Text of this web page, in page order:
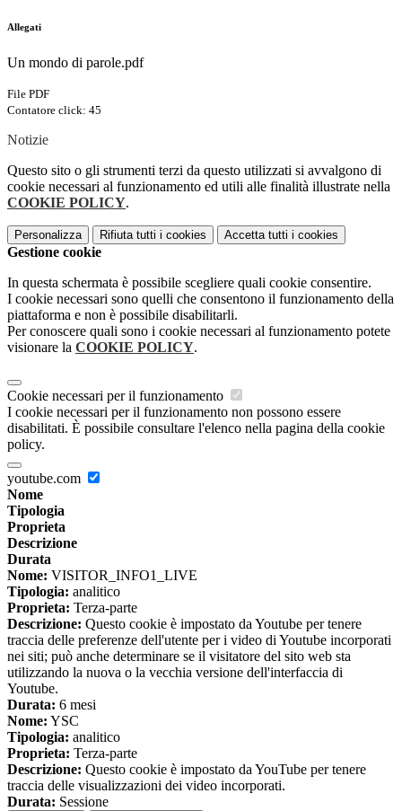
Allegati
Un mondo di parole.pdf
File PDF
Contatore click: 45
Notizie
Questo sito o gli strumenti terzi da questo utilizzati si avvalgono di
cookie necessari al funzionamento ed utili alle finalità illustrate nella
COOKIE POLICY.
Personalizza Rifiuta tutti i cookies Accetta tutti i cookies
Gestione cookie
In questa schermata è possibile scegliere quali cookie consentire.
I cookie necessari sono quelli che consentono il funzionamento della
piattaforma e non è possibile disabilitarli.
Per conoscere quali sono i cookie necessari al funzionamento potete
visionare la COOKIE POLICY.
Cookie necessari per il funzionamento
I cookie necessari per il funzionamento non possono essere
disabilitati. È possibile consultare l'elenco nella pagina della cookie
policy.
youtube.com
Nome
Tipologia
Proprieta
Descrizione
Durata
Nome: VISITOR_INFO1_LIVE
Tipologia: analitico
Proprieta: Terza-parte
Descrizione: Questo cookie è impostato da Youtube per tenere
traccia delle preferenze dell'utente per i video di Youtube incorporati
nei siti; può anche determinare se il visitatore del sito web sta
utilizzando la nuova o la vecchia versione dell'interfaccia di
Youtube.
Durata: 6 mesi
Nome: YSC
Tipologia: analitico
Proprieta: Terza-parte
Descrizione: Questo cookie è impostato da YouTube per tenere
traccia delle visualizzazioni dei video incorporati.
Durata: Sessione